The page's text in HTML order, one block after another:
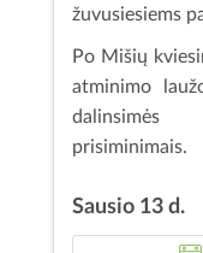
žuvusiesiems
Po Mišių
atminimo
dalinsimės
prisiminimais.
Sausio 13 d.